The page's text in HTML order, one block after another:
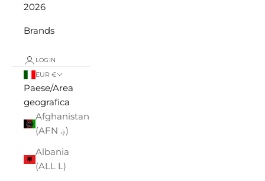
2026
Brands
LOGIN
EUR €
Paese/Area
geografica
Afghanistan
(AFN ؋)
Albania
(ALL L)